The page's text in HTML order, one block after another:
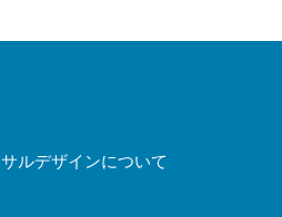
ルデザインについて